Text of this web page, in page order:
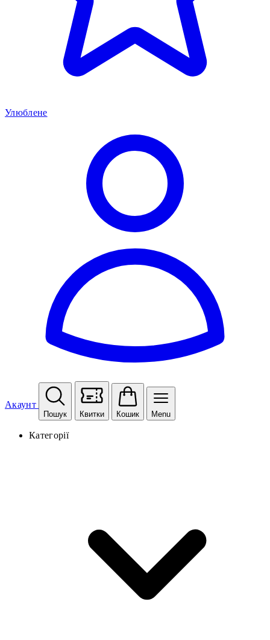
Улюблене
Акаунт
Пошук Квитки Кошик Menu
Категорії